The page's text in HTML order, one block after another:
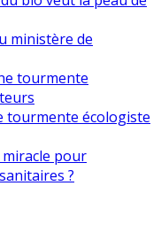
ministère de
tourmente
tourmente écologiste
pour
?